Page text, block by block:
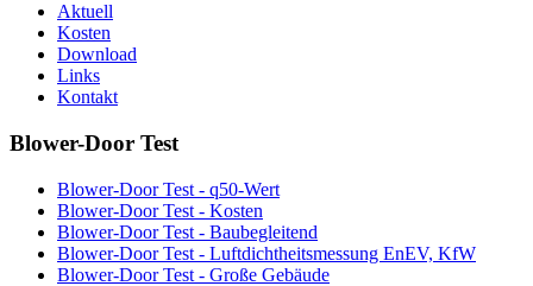
Aktuell
Kosten
Download
Links
Kontakt
Blower-Door Test
Blower-Door Test - q50-Wert
Blower-Door Test - Kosten
Blower-Door Test - Baubegleitend
Blower-Door Test - Luftdichtheitsmessung EnEV, KfW
Blower-Door Test - Große Gebäude